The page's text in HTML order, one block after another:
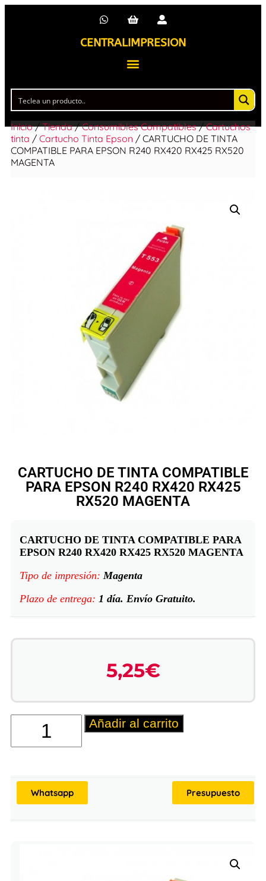
CENTRALIMPRESION
Inicio/Tienda/Consumibles Compatibles/Cartuchos
tinta / Cartucho Tinta Epson / CARTUCHO DE TINTA
COMPATIBLE PARA EPSON R240 RX420 RX425 RX520
MAGENTA
CARTUCHO DE TINTA COMPATIBLE
PARA EPSON R240 RX420 RX425
RX520 MAGENTA
CARTUCHO DE TINTA COMPATIBLE PARA
EPSON R240 RX420 RX425 RX520 MAGENTA
Tipo de impresión: Magenta
Plazo de entrega: 1 día. Envío Gratuito.
5,25€
Añadir al carrito
Whatsapp Presupuesto